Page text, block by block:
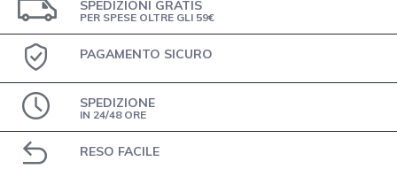
SPEDIZIONI GRATIS
PER SPESE OLTRE GLI 59€
PAGAMENTO SICURO
SPEDIZIONE
IN 24/48 ORE
RESO FACILE